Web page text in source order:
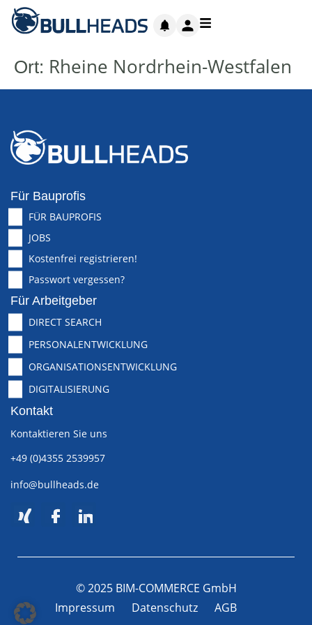
Ort: Rheine Nordrhein-Westfalen
Für Bauprofis
FÜR BAUPROFIS
JOBS
Kostenfrei registrieren!
Passwort vergessen?
Für Arbeitgeber
DIRECT SEARCH
PERSONALENTWICKLUNG
ORGANISATIONSENTWICKLUNG
DIGITALISIERUNG
Kontakt
Kontaktieren Sie uns
+49 (0)4355 2539957
info@bullheads.de
© 2025 BIM-COMMERCE GmbH
Impressum
Datenschutz AGB